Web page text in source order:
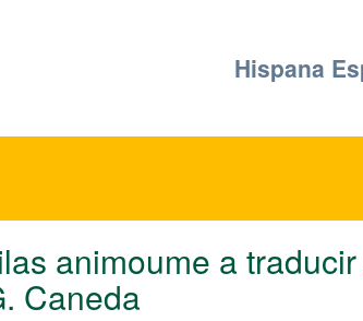
Hispana
animoume a
Caneda